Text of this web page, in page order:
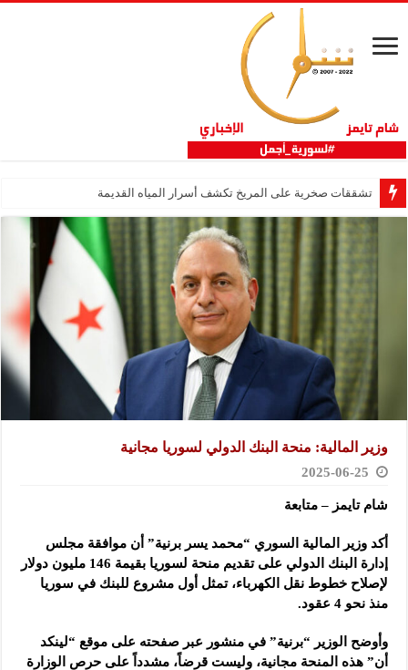
تشققات صخرية على المريخ تكشف أسرار المياه القديمة
وزير المالية: منحة البنك الدولي لسوريا مجانية
2025-06-25
شام تايمز – متابعة
أكد وزير المالية السوري “محمد يسر برنية” أن موافقة مجلس
إدارة البنك الدولي على تقديم منحة لسوريا بقيمة 146 مليون دولار
لإصلاح خطوط نقل الكهرباء، تمثل أول مشروع للبنك في سوريا
منذ نحو 4 عقود.
وأوضح الوزير “برنية” في منشور عبر صفحته على موقع “لينكد
أن” هذه المنحة مجانية، وليست قرضاً، مشدداً على حرص الوزارة